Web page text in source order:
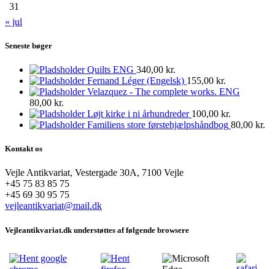
31
« jul
Seneste bøger
Quilts ENG 340,00 kr.
Fernand Léger (Engelsk) 155,00 kr.
Velazquez - The complete works. ENG
80,00 kr.
Løjt kirke i ni århundreder 100,00 kr.
Familiens store førstehjælpshåndbog 80,00 kr.
Kontakt os
Vejle Antikvariat, Vestergade 30A, 7100 Vejle
+45 75 83 85 75
+45 69 30 95 75
vejleantikvariat@mail.dk
Vejleantikvariat.dk understøttes af følgende browsere